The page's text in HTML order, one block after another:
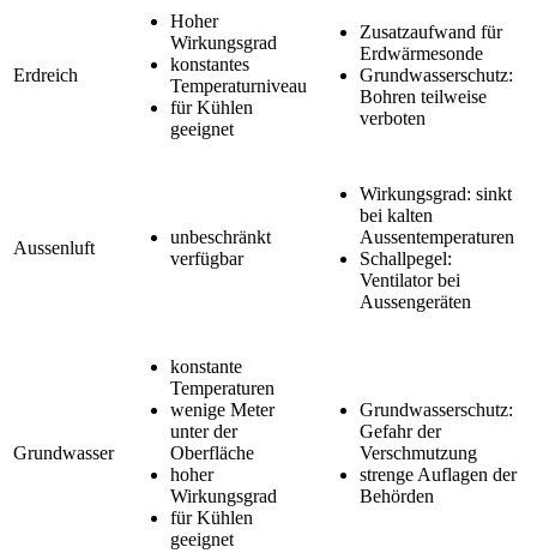
Erdreich
Hoher
Wirkungsgrad
konstantes
Temperaturniveau
für Kühlen
geeignet
Zusatzaufwand für
Erdwärmesonde
Grundwasserschutz:
Bohren teilweise
verboten
Aussenluft
unbeschränkt
verfügbar
Wirkungsgrad: sinkt
bei kalten
Aussentemperaturen
Schallpegel:
Ventilator bei
Aussengeräten
Grundwasser
konstante
Temperaturen
wenige Meter
unter der
Oberfläche
hoher
Wirkungsgrad
für Kühlen
geeignet
Grundwasserschutz:
Gefahr der
Verschmutzung
strenge Auflagen der
Behörden